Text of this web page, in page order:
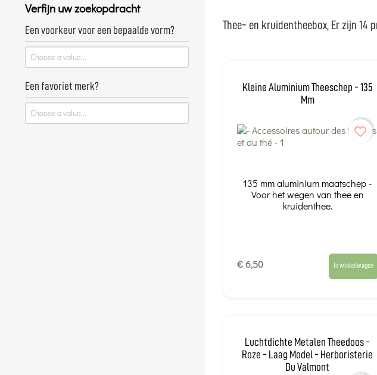
herkomst
Meer weten...
Verfijn uw zoekopdracht
Een voorkeur voor een bepaalde vorm?
Een favoriet merk?
Thee- en kruidentheebox, Er zijn 14
Kleine Aluminium Theeschep - 135
Mm
135 mm aluminium maatschep -
Voor het wegen van thee en
kruidenthee.
€ 6,50 In winkelwagen
favorite_border
Luchtdichte Metalen Theedoos -
Roze - Laag Model - Herboristerie
Du Valmont